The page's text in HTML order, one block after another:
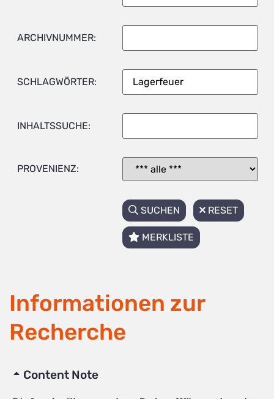
ARCHIVNUMMER:
SCHLAGWÖRTER:
INHALTSSUCHE:
PROVENIENZ:
SUCHEN RESET
MERKLISTE
Informationen zur
Recherche
Content Note